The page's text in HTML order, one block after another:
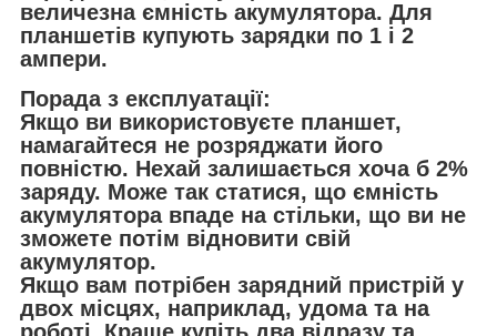
величезна ємність акумулятора. Для
планшетів купують зарядки по 1 і 2
ампери.
Порада з експлуатації:
Якщо ви використовуєте планшет,
намагайтеся не розряджати його
повністю. Нехай залишається хоча б 2%
заряду. Може так статися, що ємність
акумулятора впаде на стільки, що ви не
зможете потім відновити свій
акумулятор.
Якщо вам потрібен зарядний пристрій у
двох місцях, наприклад, удома та на